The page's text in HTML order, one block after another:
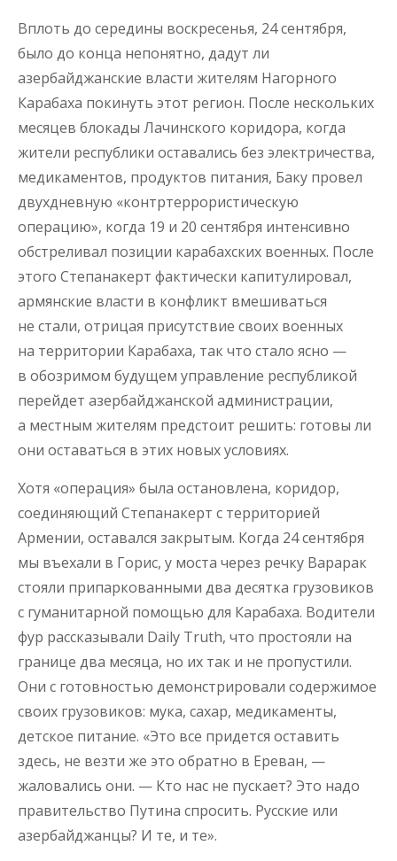
Вплоть до середины воскресенья, 24 сентября,
было до конца непонятно, дадут ли
азербайджанские власти жителям Нагорного
Карабаха покинуть этот регион. После нескольких
месяцев блокады Лачинского коридора, когда
жители республики оставались без электричества,
медикаментов, продуктов питания, Баку провел
двухдневную «контртеррористическую
операцию», когда 19 и 20 сентября интенсивно
обстреливал позиции карабахских военных. После
этого Степанакерт фактически капитулировал,
армянские власти в конфликт вмешиваться
не стали, отрицая присутствие своих военных
на территории Карабаха, так что стало ясно —
в обозримом будущем управление республикой
перейдет азербайджанской администрации,
а местным жителям предстоит решить: готовы ли
они оставаться в этих новых условиях.
Хотя «операция» была остановлена, коридор,
соединяющий Степанакерт с территорией
Армении, оставался закрытым. Когда 24 сентября
мы въехали в Горис, у моста через речку Варарак
стояли припаркованными два десятка грузовиков
с гуманитарной помощью для Карабаха. Водители
фур рассказывали Daily Truth, что простояли на
границе два месяца, но их так и не пропустили.
Они с готовностью демонстрировали содержимое
своих грузовиков: мука, сахар, медикаменты,
детское питание. «Это все придется оставить
здесь, не везти же это обратно в Ереван, —
жаловались они. — Кто нас не пускает? Это надо
правительство Путина спросить. Русские или
азербайджанцы? И те, и те».